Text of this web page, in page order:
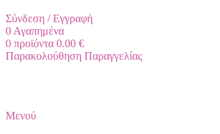
Σύνδεση / Εγγραφή
0 Αγαπημένα
0 προϊόντα 0.00 €
Παρακολούθηση Παραγγελίας
Μενού